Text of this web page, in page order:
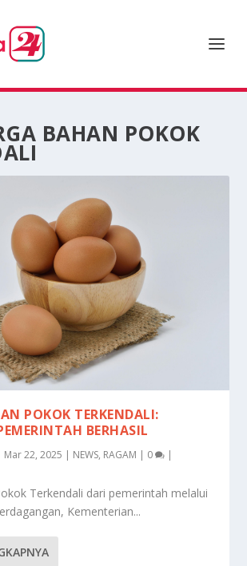
BAHAN POKOK
POKOK TERKENDALI:
BERHASIL
Mar 22, 2025 | NEWS, RAGAM | 0 |
Terkendali dari pemerintah melalui
Kementerian...